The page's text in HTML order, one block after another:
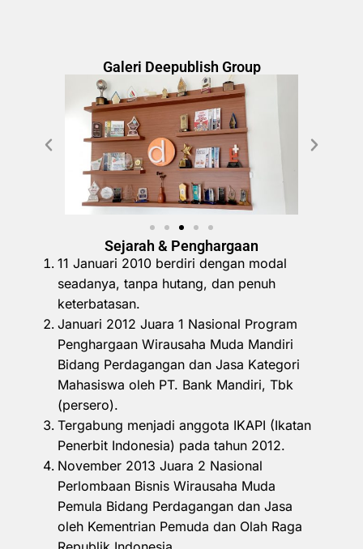
Galeri Deepublish Group
Sejarah & Penghargaan
11 Januari 2010 berdiri dengan modal
seadanya, tanpa hutang, dan penuh
keterbatasan.
Januari 2012 Juara 1 Nasional Program
Penghargaan Wirausaha Muda Mandiri
Bidang Perdagangan dan Jasa Kategori
Mahasiswa oleh PT. Bank Mandiri, Tbk
(persero).
Tergabung menjadi anggota IKAPI (Ikatan
Penerbit Indonesia) pada tahun 2012.
November 2013 Juara 2 Nasional
Perlombaan Bisnis Wirausaha Muda
Pemula Bidang Perdagangan dan Jasa
oleh Kementrian Pemuda dan Olah Raga